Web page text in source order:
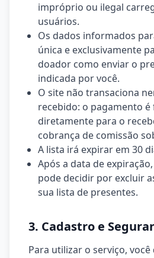
impróprio ou ilegal
usuários.
Os dados informados
única e exclusivamente
doador como enviar o
indicada por você.
O site não transaciona
recebido: o pagamento
diretamente para o
cobrança de comissão
A lista irá expirar em 30
Após a data de
pode decidir por excluir
sua lista de presentes.
3. Cadastro e
Para utilizar o serviço,